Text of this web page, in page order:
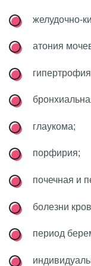
желудочно-
атония
глаукома;
порфирия;
почечная и
болезни
период